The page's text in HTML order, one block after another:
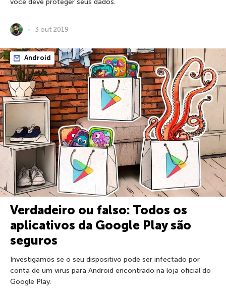
você deve proteger seus dados.
3 out 2019
Android
Verdadeiro ou falso: Todos os
aplicativos da Google Play são
seguros
Investigamos se o seu dispositivo pode ser infectado por
conta de um vírus para Android encontrado na loja oficial do
Google Play.